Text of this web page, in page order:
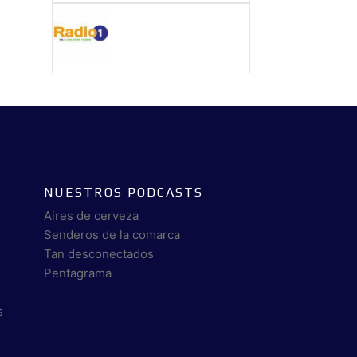
NUESTROS PODCASTS
Aires de cerveza
Senderos de la comarca
Tan desconectados
Pentagrama